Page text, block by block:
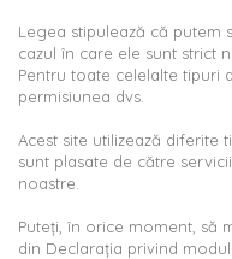
Legea stipulează că putem
cazul în care ele sunt strict
Pentru toate celelalte tipuri
permisiunea dvs.
Acest site utilizează diferite
sunt plasate de către
noastre.
Puteți, în orice moment, să
din Declarația privind